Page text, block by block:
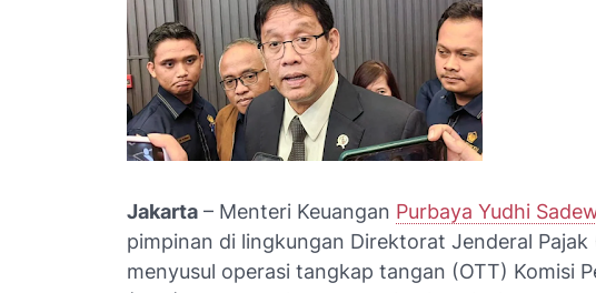
Jakarta – Menteri Keuangan Purbaya Yudhi
pimpinan di lingkungan Direktorat Jenderal
menyusul operasi tangkap tangan (OTT) Komisi